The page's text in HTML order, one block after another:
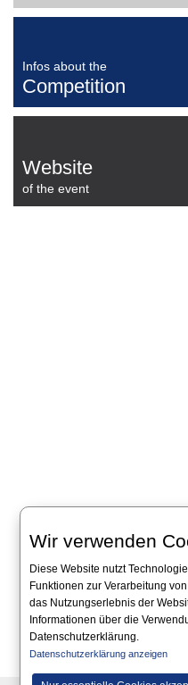
Wir verwenden
Diese Website nutzt
Funktionen zur Verarbeitung
das Nutzungserlebnis der
Informationen über die
Datenschutzerklärung.
Datenschutzerklärung anzeigen
Infos about the
Competition
Website
of the event
announcement on